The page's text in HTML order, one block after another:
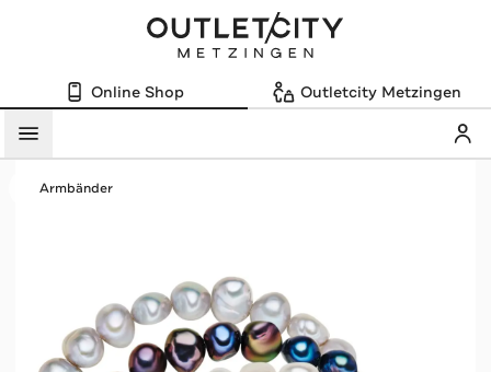
Online Shop Outletcity Metzingen
Menü
Armbänder